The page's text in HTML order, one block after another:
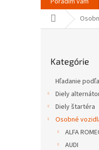
Domov
kategórie
Kategórie
Hľadanie
Diely
Diely štartéra
Osobné
ALFA
AUDI